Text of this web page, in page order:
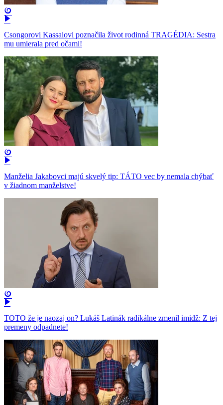
Csongorovi Kassaiovi poznačila život rodinná TRAGÉDIA: Sestra
mu umierala pred očami!
Manželia Jakabovci majú skvelý tip: TÁTO vec by nemala chýbať
v žiadnom manželstve!
TOTO že je naozaj on? Lukáš Latinák radikálne zmenil imidž: Z tej
premeny odpadnete!